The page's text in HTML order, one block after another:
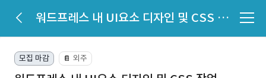
워드프레스 내 UI요소 디자인 및 CSS 작업
모집 마감 📔 외주